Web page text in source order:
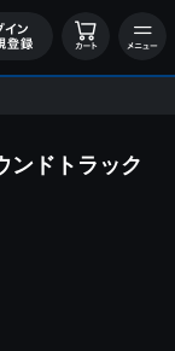
ンドトラック